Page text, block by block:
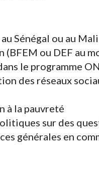
Sénégal ou au Mali
ou DEF au
le programme
des réseaux
à la pauvreté
sur des
générales en